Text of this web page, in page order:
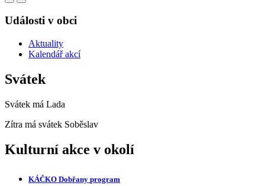
Události v obci
Aktuality
Kalendář akcí
Svátek
Svátek má Lada
Zítra má svátek Soběslav
Kulturní akce v okolí
KÁČKO Dobřany program